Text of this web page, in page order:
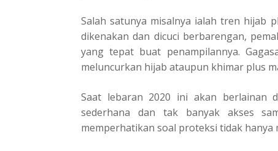
Salah satunya misalnya ialah tren hijab
dikenakan dan dicuci berbarengan,
yang tepat buat penampilannya.
meluncurkan hijab ataupun khimar plus
Saat lebaran 2020 ini akan berlainan
sederhana dan tak banyak akses
memperhatikan soal proteksi tidak hanya